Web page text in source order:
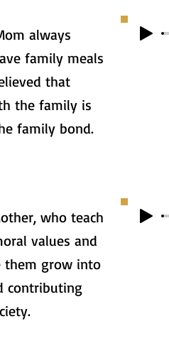
always
family meals
that
the family is
family bond.
who teach
values and
them grow into
contributing